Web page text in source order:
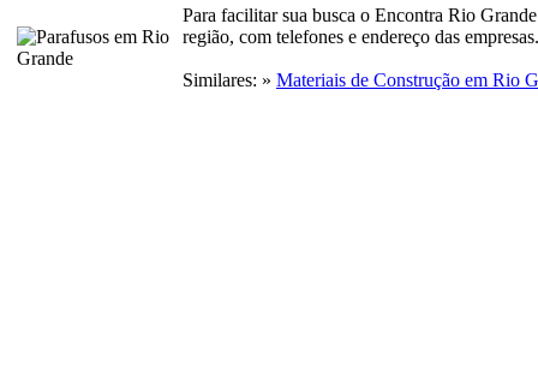
Para facilitar sua busca o Encontra Rio
região, com telefones e endereço das empresas.
Similares: » Materiais de Construção em Rio